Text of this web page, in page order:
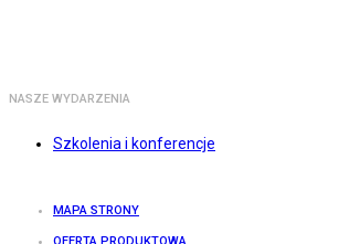
NASZE WYDARZENIA
Szkolenia i konferencje
MAPA STRONY